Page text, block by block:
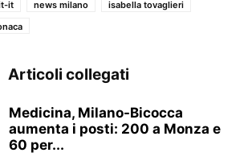
it news milano
isabella tovaglieri
Articoli collegati
Medicina, Milano-Bicocca
aumenta i posti: 200 a Monza e
60 per...